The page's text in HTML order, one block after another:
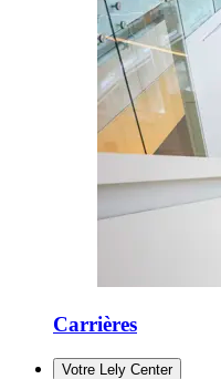
Carrières
Votre Lely Center